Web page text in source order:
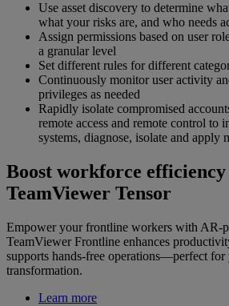
Use asset discovery to determine
what your risks are, and who needs
Assign permissions based on user
a granular level
Set different rules for different
Continuously monitor user activity
privileges as needed
Rapidly isolate compromised
remote access and remote control to
systems, diagnose, isolate and apply
Boost workforce
TeamViewer Tensor
Empower your frontline workers with AR-
TeamViewer Frontline enhances
supports hands-free operations—perfect
transformation.
Learn more